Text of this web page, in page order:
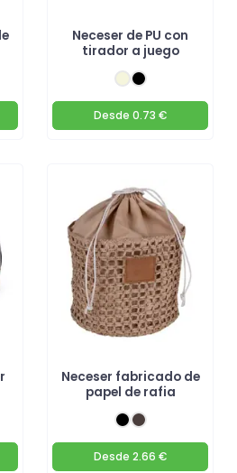
Neceser de PU con
tirador a juego
Desde 0.73 €
Neceser fabricado de
papel de rafia
Desde 2.66 €